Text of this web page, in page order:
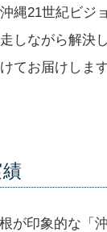
縄21世紀ビジ
しながら解決
てお届けします
が印象的な「